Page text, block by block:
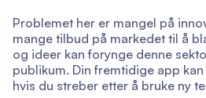
Problemet her er mangel på
mange tilbud på markedet til å
og ideer kan forynge denne
publikum. Din fremtidige app
hvis du streber etter å bruke ny